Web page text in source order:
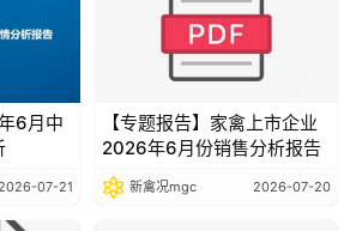
6月中
07-21
【专题报告】家禽上市企业
2026年6月份销售分析报告
新禽况mgc 2026-07-20